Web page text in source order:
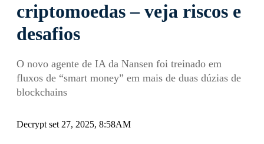
criptomoedas – veja riscos e
desafios
O novo agente de IA da Nansen foi treinado em
fluxos de “smart money” em mais de duas dúzias de
blockchains
Decrypt set 27, 2025, 8:58AM